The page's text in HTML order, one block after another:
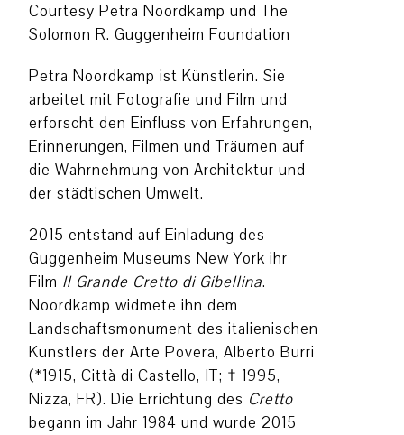
Courtesy Petra Noordkamp und The
Solomon R. Guggenheim Foundation
Petra Noordkamp ist Künstlerin. Sie
arbeitet mit Fotografie und Film und
erforscht den Einfluss von Erfahrungen,
Erinnerungen, Filmen und Träumen auf
die Wahrnehmung von Architektur und
der städtischen Umwelt.
2015 entstand auf Einladung des
Guggenheim Museums New York ihr
Film Il Grande Cretto di Gibellina.
Noordkamp widmete ihn dem
Landschaftsmonument des italienischen
Künstlers der Arte Povera, Alberto Burri
(*1915, Città di Castello, IT; † 1995,
Nizza, FR). Die Errichtung des Cretto
begann im Jahr 1984 und wurde 2015